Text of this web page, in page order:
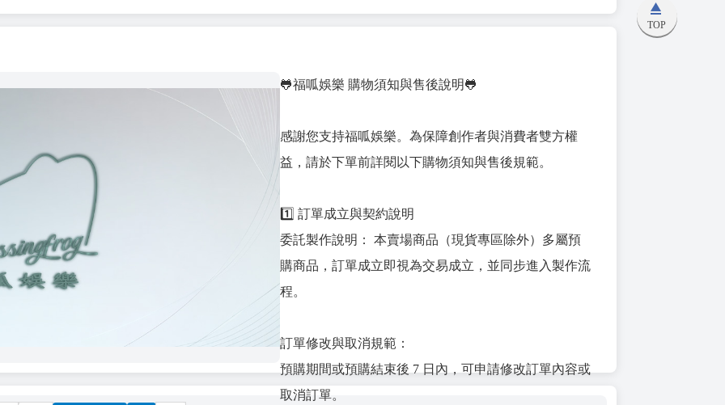
TOP
🐸福呱娛樂 購物須知與售後說明🐸
感謝您支持福呱娛樂。為保障創作者與消費者雙方權
益，請於下單前詳閱以下購物須知與售後規範。
1️⃣ 訂單成立與契約說明
委託製作說明： 本賣場商品（現貨專區除外）多屬預
購商品，訂單成立即視為交易成立，並同步進入製作流
程。
訂單修改與取消規範：
預購期間或預購結束後 7 日內，可申請修改訂單內容或
取消訂單。